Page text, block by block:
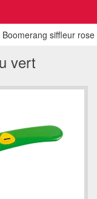
Boomerang siffleur
vert